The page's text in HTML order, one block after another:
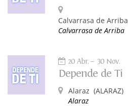
Calvarrasa de Arriba
Calvarrasa de Arriba
20 Abr. 30 Nov.
Depende de Ti
Alaraz (ALARAZ)
Alaraz